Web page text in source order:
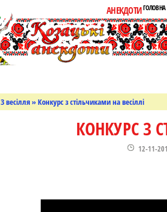
АНЕКДОТИГОЛОВНА
З весілля» Конкурс з стільчиками на весіллі
КОНКУРС З
12-11-